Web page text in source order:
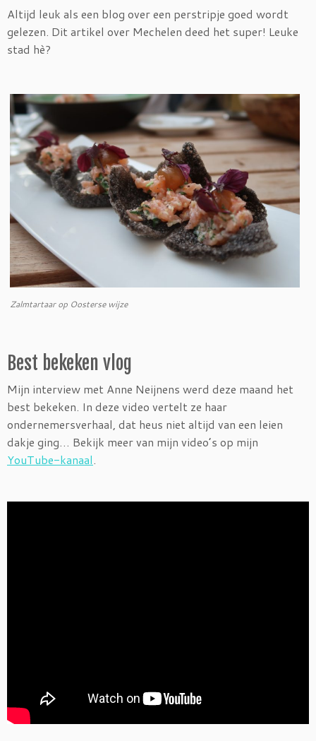
Altijd leuk als een blog over een perstripje goed wordt
gelezen. Dit artikel over Mechelen deed het super! Leuke
stad hè?
Zalmtartaar op Oosterse wijze
Best bekeken vlog
Mijn interview met Anne Neijnens werd deze maand het
best bekeken. In deze video vertelt ze haar
ondernemersverhaal, dat heus niet altijd van een leien
dakje ging… Bekijk meer van mijn video’s op mijn
YouTube-kanaal.